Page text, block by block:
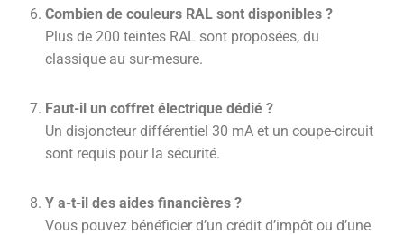
Combien de couleurs RAL sont disponibles ?
Plus de 200 teintes RAL sont proposées, du
classique au sur-mesure.
Faut-il un coffret électrique dédié ?
Un disjoncteur différentiel 30 mA et un coupe-circuit
sont requis pour la sécurité.
Y a-t-il des aides financières ?
Vous pouvez bénéficier d’un crédit d’impôt ou d’une